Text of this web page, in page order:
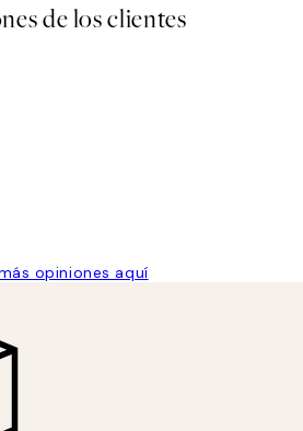
de los clientes
opiniones aquí